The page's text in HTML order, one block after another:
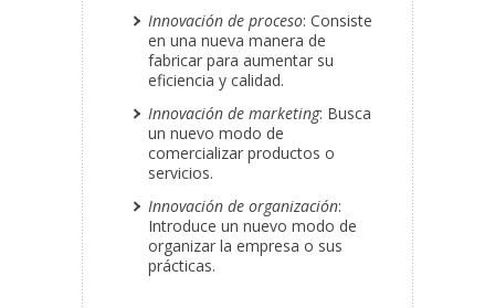
Innovación de proceso: Consiste
en una nueva manera de
fabricar para aumentar su
eficiencia y calidad.
Innovación de marketing: Busca
un nuevo modo de
comercializar productos o
servicios.
Innovación de organización:
Introduce un nuevo modo de
organizar la empresa o sus
prácticas.